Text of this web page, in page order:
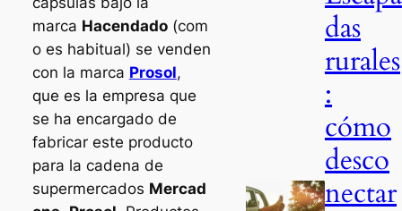
marca Hacendado(com
o es habitual) se venden
con la marca Prosol,
que es la empresa que
se ha encargado de
fabricar este producto
para la cadena de
supermercados Mercad
das
rurales
:
cómo
desco
nectar